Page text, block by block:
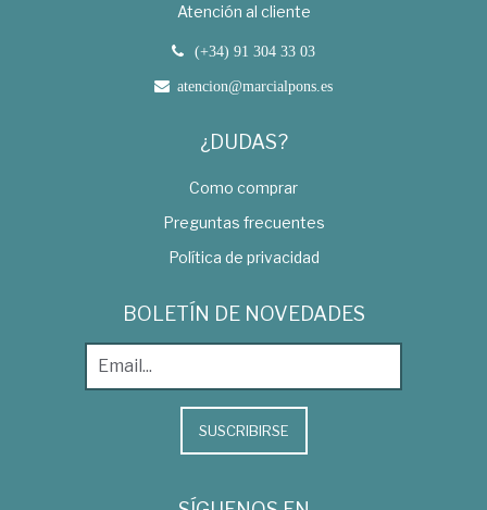
Atención al cliente
(+34) 91 304 33 03
atencion@marcialpons.es
¿DUDAS?
Como comprar
Preguntas frecuentes
Política de privacidad
BOLETÍN DE NOVEDADES
SUSCRIBIRSE